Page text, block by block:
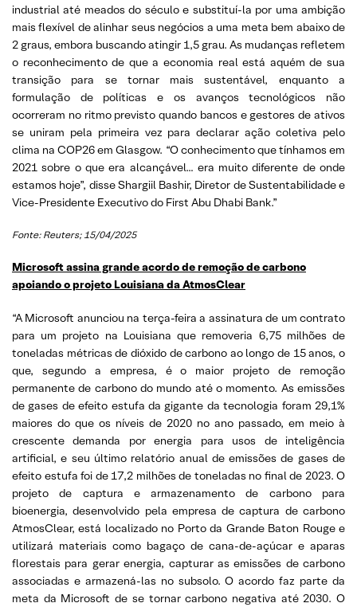
industrial até meados do século e substituí-la por uma ambição
mais flexível de alinhar seus negócios a uma meta bem abaixo de
2 graus, embora buscando atingir 1,5 grau. As mudanças refletem
o reconhecimento de que a economia real está aquém de sua
transição para se tornar mais sustentável, enquanto a
formulação de políticas e os avanços tecnológicos não
ocorreram no ritmo previsto quando bancos e gestores de ativos
se uniram pela primeira vez para declarar ação coletiva pelo
clima na COP26 em Glasgow. “O conhecimento que tínhamos em
2021 sobre o que era alcançável… era muito diferente de onde
estamos hoje”, disse Shargiil Bashir, Diretor de Sustentabilidade e
Vice-Presidente Executivo do First Abu Dhabi Bank.”
Fonte: Reuters; 15/04/2025
Microsoft assina grande acordo de remoção de carbono
apoiando o projeto Louisiana da AtmosClear
“A Microsoft anunciou na terça-feira a assinatura de um contrato
para um projeto na Louisiana que removeria 6,75 milhões de
toneladas métricas de dióxido de carbono ao longo de 15 anos, o
que, segundo a empresa, é o maior projeto de remoção
permanente de carbono do mundo até o momento. As emissões
de gases de efeito estufa da gigante da tecnologia foram 29,1%
maiores do que os níveis de 2020 no ano passado, em meio à
crescente demanda por energia para usos de inteligência
artificial, e seu último relatório anual de emissões de gases de
efeito estufa foi de 17,2 milhões de toneladas no final de 2023. O
projeto de captura e armazenamento de carbono para
bioenergia, desenvolvido pela empresa de captura de carbono
AtmosClear, está localizado no Porto da Grande Baton Rouge e
utilizará materiais como bagaço de cana-de-açúcar e aparas
florestais para gerar energia, capturar as emissões de carbono
associadas e armazená-las no subsolo. O acordo faz parte da
meta da Microsoft de se tornar carbono negativa até 2030. O